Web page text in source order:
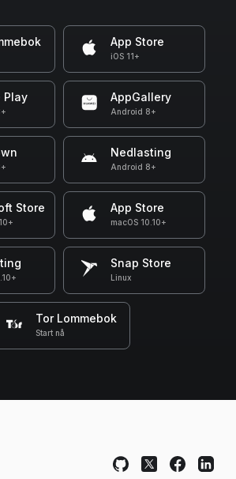
App Store
iOS 11+
Play AppGallery
Android 8+
Nedlasting
Android 8+
Store App Store
macOS 10.10+
Snap Store
Linux
Tor Lommebok
Start nå